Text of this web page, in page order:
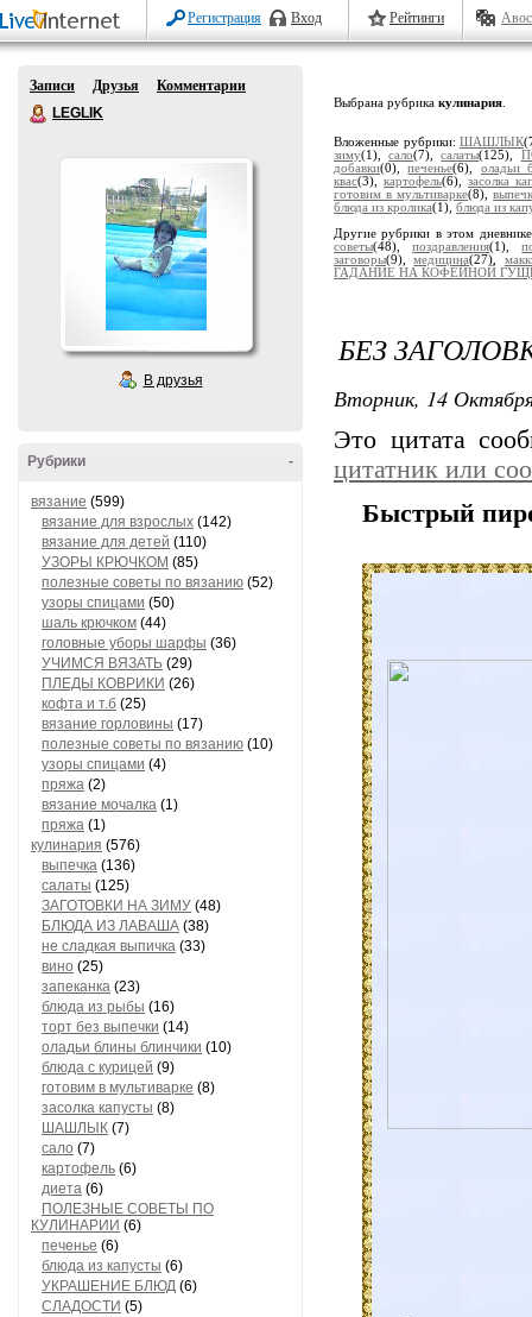
Регистрация Вход Рейтинги
Записи Друзья
Комментарии
LEGLIK
В друзья
-
Рубрики
вязание (599)
вязание для взрослых (142)
вязание для детей (110)
УЗОРЫ КРЮЧКОМ (85)
полезные советы по вязанию (52)
узоры спицами (50)
шаль крючком (44)
головные уборы шарфы (36)
УЧИМСЯ ВЯЗАТЬ (29)
ПЛЕДЫ КОВРИКИ (26)
кофта и т.б (25)
вязание горловины (17)
полезные советы по вязанию (10)
узоры спицами (4)
пряжа (2)
вязание мочалка (1)
пряжа (1)
кулинария (576)
выпечка (136)
салаты (125)
ЗАГОТОВКИ НА ЗИМУ (48)
БЛЮДА ИЗ ЛАВАША (38)
не сладкая выпичка (33)
вино (25)
запеканка (23)
блюда из рыбы (16)
торт без выпечки (14)
оладьи блины блинчики (10)
блюда с курицей (9)
готовим в мультиварке (8)
засолка капусты (8)
ШАШЛЫК (7)
сало (7)
картофель (6)
диета (6)
ПОЛЕЗНЫЕ СОВЕТЫ ПО
КУЛИНАРИИ (6)
печенье (6)
блюда из капусты (6)
УКРАШЕНИЕ БЛЮД (6)
СЛАДОСТИ (5)
Выбрана рубрика кулинария
Вложенные рубрики: ШАШЛЫК
зиму(1),сало(7),салаты(125),
добавки(0),печенье(6), оладьи
квас(3),картофель(6),засолка
готовим в мультиварке(8),
блюда из кролика(1), блюда из
Другие рубрики в этом
советы(48),поздравления(1),
заговоры(9),медицина(27),
ГАДАНИЕ НА КОФЕЙНОЙ
БЕЗ
Вторник, 14
Это цитата
цитатник или
Быстрый